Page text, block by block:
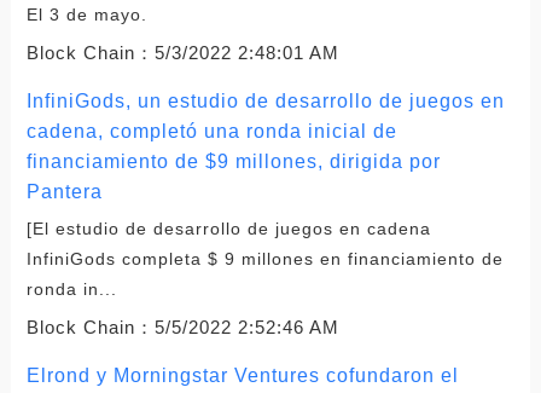
El 3 de mayo.
Block Chain： 5/3/2022 2:48:01 AM
InfiniGods, un estudio de desarrollo de juegos en
cadena, completó una ronda inicial de
financiamiento de $9 millones, dirigida por
Pantera
[El estudio de desarrollo de juegos en cadena
InfiniGods completa $ 9 millones en financiamiento de
ronda in...
Block Chain： 5/5/2022 2:52:46 AM
Elrond y Morningstar Ventures cofundaron el